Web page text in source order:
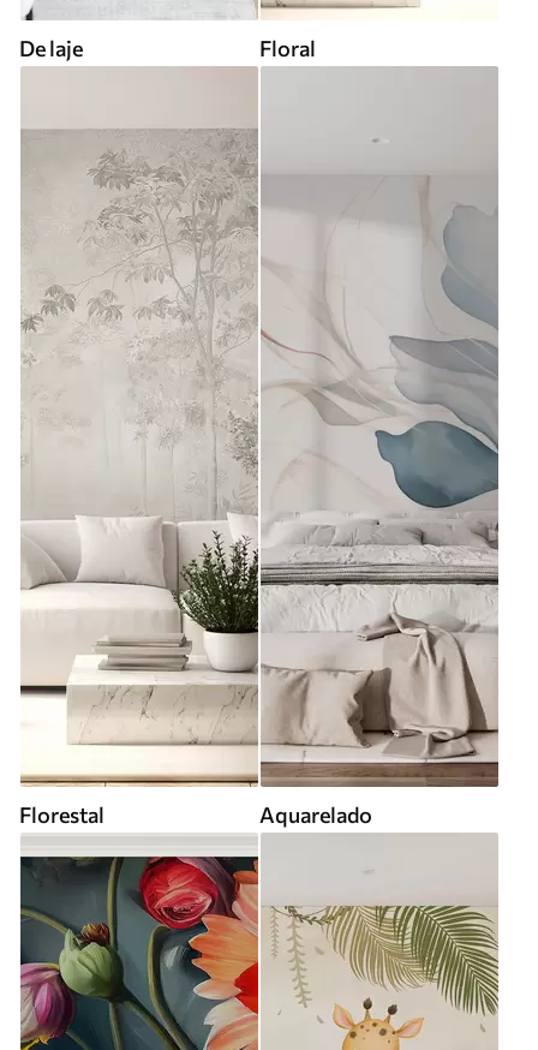
De laje Floral
Florestal Aquarelado